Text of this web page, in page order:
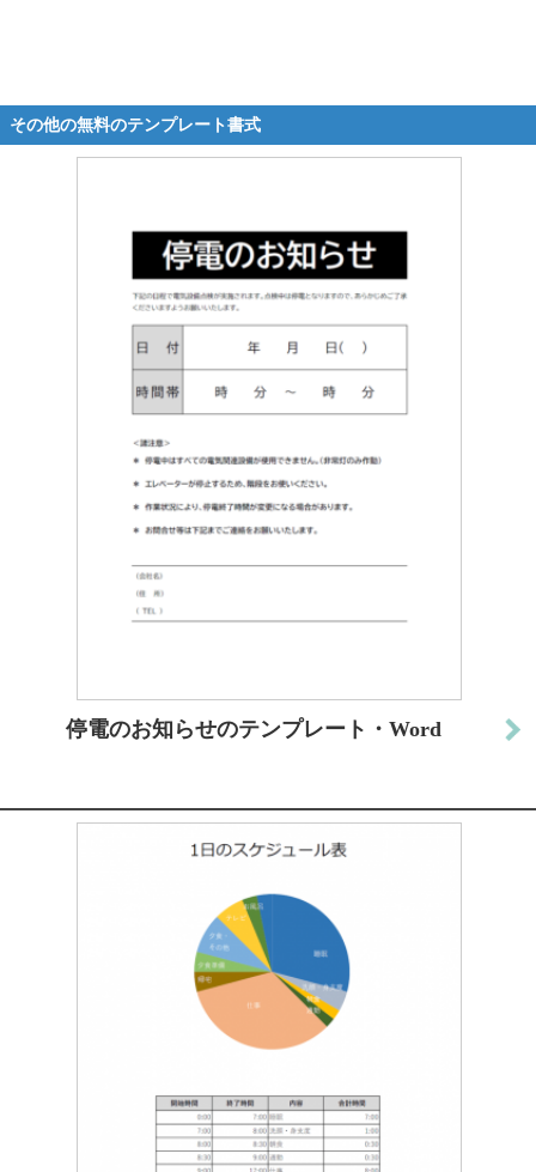
その他の無料のテンプレート書式
停電のお知らせのテンプレート・Word